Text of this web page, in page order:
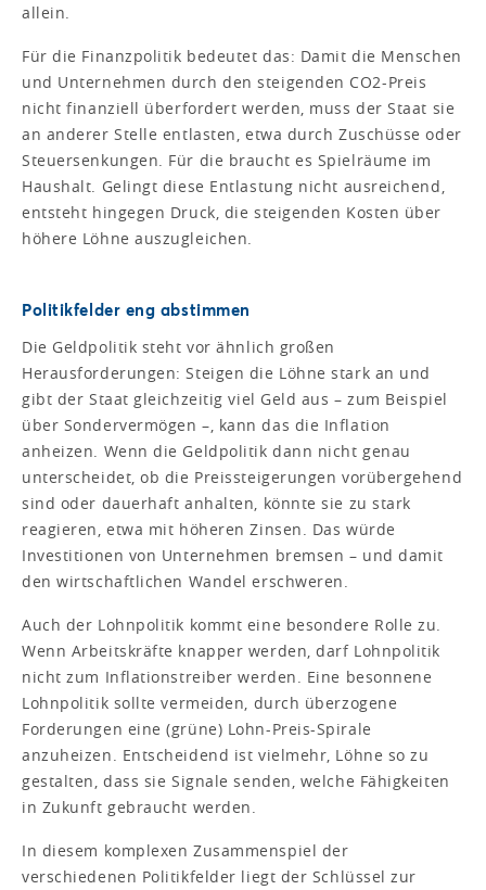
allein.
Für die Finanzpolitik bedeutet das: Damit die Menschen
und Unternehmen durch den steigenden CO2-Preis
nicht finanziell überfordert werden, muss der Staat sie
an anderer Stelle entlasten, etwa durch Zuschüsse oder
Steuersenkungen. Für die braucht es Spielräume im
Haushalt. Gelingt diese Entlastung nicht ausreichend,
entsteht hingegen Druck, die steigenden Kosten über
höhere Löhne auszugleichen.
Politikfelder eng abstimmen
Die Geldpolitik steht vor ähnlich großen
Herausforderungen: Steigen die Löhne stark an und
gibt der Staat gleichzeitig viel Geld aus – zum Beispiel
über Sondervermögen –, kann das die Inflation
anheizen. Wenn die Geldpolitik dann nicht genau
unterscheidet, ob die Preissteigerungen vorübergehend
sind oder dauerhaft anhalten, könnte sie zu stark
reagieren, etwa mit höheren Zinsen. Das würde
Investitionen von Unternehmen bremsen – und damit
den wirtschaftlichen Wandel erschweren.
Auch der Lohnpolitik kommt eine besondere Rolle zu.
Wenn Arbeitskräfte knapper werden, darf Lohnpolitik
nicht zum Inflationstreiber werden. Eine besonnene
Lohnpolitik sollte vermeiden, durch überzogene
Forderungen eine (grüne) Lohn-Preis-Spirale
anzuheizen. Entscheidend ist vielmehr, Löhne so zu
gestalten, dass sie Signale senden, welche Fähigkeiten
in Zukunft gebraucht werden.
In diesem komplexen Zusammenspiel der
verschiedenen Politikfelder liegt der Schlüssel zur